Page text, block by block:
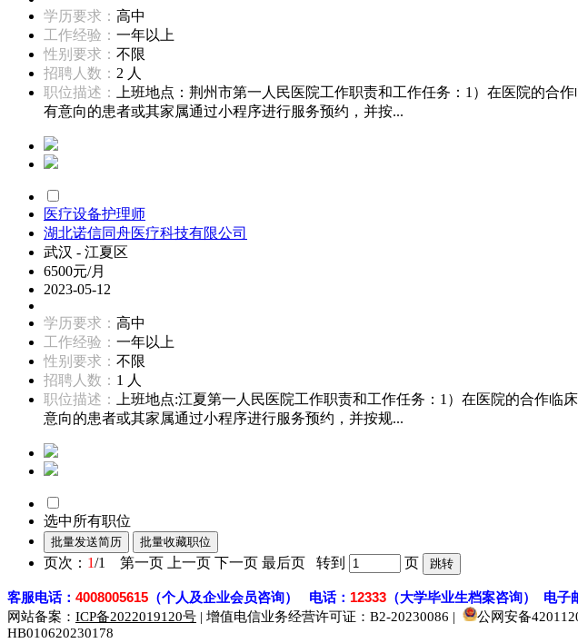
学历要求： 高中
工作经验： 一年以上
性别要求： 不限
招聘人数： 2 人
职位描述：
上班地点：荆州市第一人民医院工作职责和工作任务：1）在医院的合
有意向的患者或其家属通过小程序进行服务预约，并按...
医疗设备护理师
湖北诺信同舟医疗科技有限公司
武汉 - 江夏区
6500元/月
2023-05-12
学历要求： 高中
工作经验： 一年以上
性别要求： 不限
招聘人数： 1 人
职位描述：
上班地点:江夏第一人民医院工作职责和工作任务：1）在医院的合作
意向的患者或其家属通过小程序进行服务预约，并按规...
选中所有职位
页次： 1/1 第一页 上一页 下一页 最后页 转到 页
客服电话： 4008005615 （个人及企业会员咨询） 电话： 12333 （大学毕业生档案咨询） 电子
网站备案： ICP备2022019120号 | 增值电信业务经营许可证：B2-20230086 | 公网安备
HB010620230178